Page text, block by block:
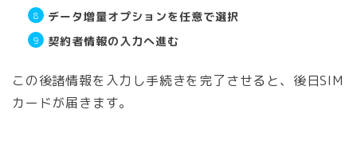
データ増量オプションを任意で選択
契約者情報の入力へ進む
この後諸情報を入力し手続きを完了させると、後日SIM
カードが届きます。